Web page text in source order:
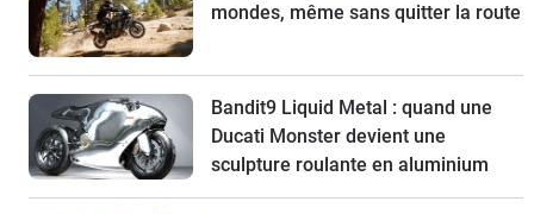
mondes, même sans quitter la route
Bandit9 Liquid Metal : quand une
Ducati Monster devient une
sculpture roulante en aluminium